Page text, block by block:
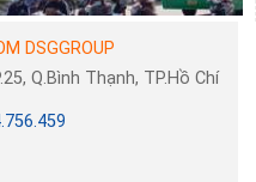
DSGGROUP
Q.Bình Thạnh, TP.Hồ Chí